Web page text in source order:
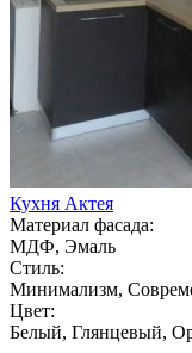
Кухня Актея
Материал фасада:
МДФ, Эмаль
Стиль:
Минимализм,
Цвет:
Белый, Глянцевый,